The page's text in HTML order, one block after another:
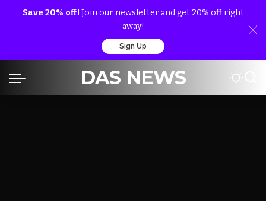
Save 20% off! Join our newsletter and get 20% off right
away!
Sign Up
DAS NEWS